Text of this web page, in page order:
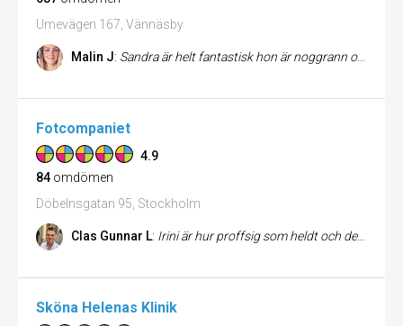
Umevägen 167, Vännäsby
Malin J: Sandra är helt fantastisk hon är noggrann och trevlig och mitt hår blev magiskt. Jag gjorde färg och klipp.
Fotcompaniet
4.9
84 omdömen
Döbelnsgatan 95, Stockholm
Clas Gunnar L: Irini är hur proffsig som heldt och dessutom trevlig som person. Det har blivit en vana att gå dit nu..!
Sköna Helenas Klinik